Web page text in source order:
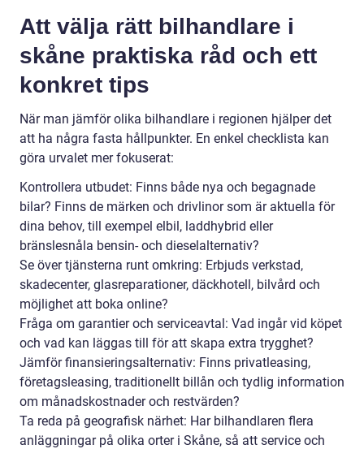
Att välja rätt bilhandlare i
skåne praktiska råd och ett
konkret tips
När man jämför olika bilhandlare i regionen hjälper det
att ha några fasta hållpunkter. En enkel checklista kan
göra urvalet mer fokuserat:
Kontrollera utbudet: Finns både nya och begagnade
bilar? Finns de märken och drivlinor som är aktuella för
dina behov, till exempel elbil, laddhybrid eller
bränslesnåla bensin- och dieselalternativ?
Se över tjänsterna runt omkring: Erbjuds verkstad,
skadecenter, glasreparationer, däckhotell, bilvård och
möjlighet att boka online?
Fråga om garantier och serviceavtal: Vad ingår vid köpet
och vad kan läggas till för att skapa extra trygghet?
Jämför finansieringsalternativ: Finns privatleasing,
företagsleasing, traditionellt billån och tydlig information
om månadskostnader och restvärden?
Ta reda på geografisk närhet: Har bilhandlaren flera
anläggningar på olika orter i Skåne, så att service och